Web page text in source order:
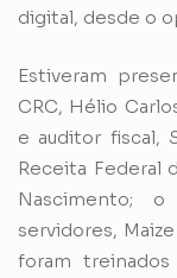
digital, desde o
Estiveram
CRC, Hélio
e auditor fiscal,
Receita Federal
Nascimento;
servidores,
foram